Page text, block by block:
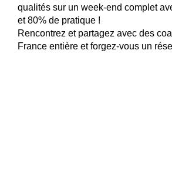
qualités sur un week-end complet
et 80% de pratique !
Rencontrez et partagez avec des
France entière et forgez-vous un